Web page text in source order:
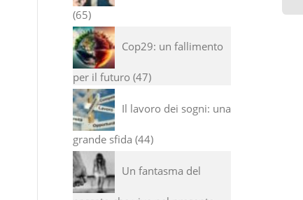
65
Cop29: un fallimento
per il futuro 47
Il lavoro dei sogni: una
grande sfida 44
Un fantasma del